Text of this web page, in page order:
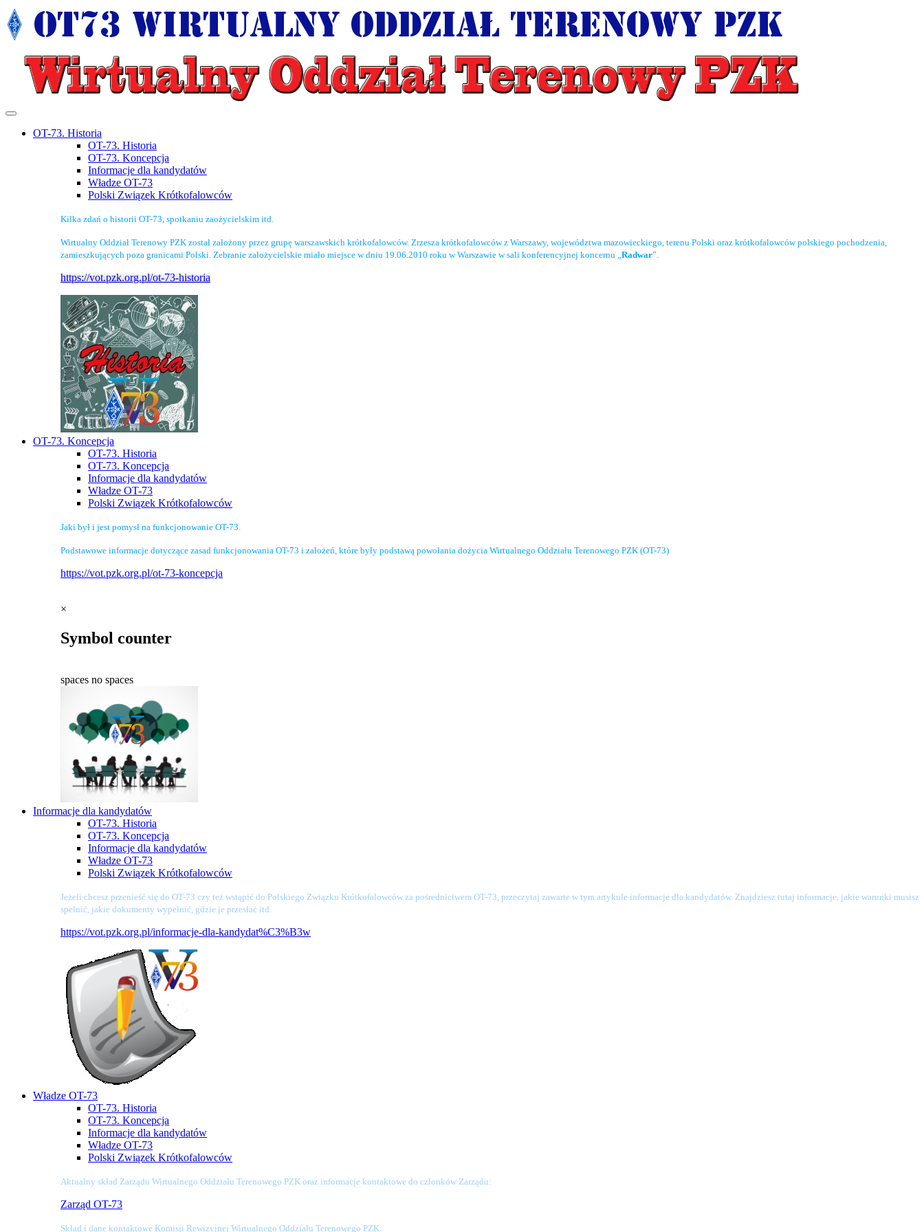
OT-73. Historia
OT-73. Historia
OT-73. Koncepcja
Informacje dla kandydatów
Władze OT-73
Polski Związek Krótkofalowców
Kilka zdań o historii OT-73, spotkaniu zaożycielskim itd.
Wirtualny Oddział Terenowy PZK został założony przez grupę warszawskich krótkofalowców. Zrzesza krótkofalowców z Warszawy, województwa mazowieckiego, terenu Polski oraz krótkofalowców polskiego pochodzenia,
zamieszkujących poza granicami Polski. Zebranie założycielskie miało miejsce w dniu 19.06.2010 roku w Warszawie w sali konferencyjnej koncernu „Radwar”.
https://vot.pzk.org.pl/ot-73-historia
OT-73. Koncepcja
OT-73. Historia
OT-73. Koncepcja
Informacje dla kandydatów
Władze OT-73
Polski Związek Krótkofalowców
Jaki był i jest pomysł na funkcjonowanie OT-73.
Podstawowe informacje dotyczące zasad funkcjonowania OT-73 i założeń, które były podstawą powołania dożycia Wirtualnego Oddziału Terenowego PZK (OT-73)
https://vot.pzk.org.pl/ot-73-koncepcja
×
Symbol counter
spaces no spaces
Informacje dla kandydatów
OT-73. Historia
OT-73. Koncepcja
Informacje dla kandydatów
Władze OT-73
Polski Związek Krótkofalowców
Jeżeli chcesz przenieść się do OT-73 czy też wstąpić do Polskiego Związku Krótkofalowców za pośrednictwem OT-73, przeczytaj zawarte w tym artykule informacje dla kandydatów. Znajdziesz tutaj informacje, jakie warunki musisz
spełnić, jakie dokumenty wypełnić, gdzie je przesłać itd.
https://vot.pzk.org.pl/informacje-dla-kandydat%C3%B3w
Władze OT-73
OT-73. Historia
OT-73. Koncepcja
Informacje dla kandydatów
Władze OT-73
Polski Związek Krótkofalowców
Aktualny skład Zarządu Wirtualnego Oddziału Terenowego PZK oraz informacje kontaktowe do członków Zarządu:
Zarząd OT-73
Skład i dane kontaktowe Komisji Rewizyjnej Wirtualnego Oddziału Terenowego PZK: